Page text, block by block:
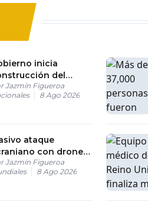
inicia
del
Tilorí en la
Jazmín Figueroa
8 Ago 2026
ataque
con drones
edificios
en Rusia
Jazmín Figueroa
8 Ago 2026